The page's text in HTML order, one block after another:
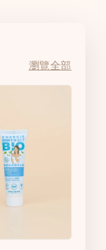
瀏覽全部